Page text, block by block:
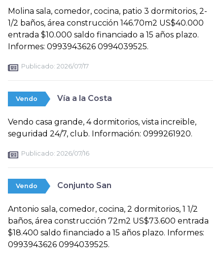
Molina sala, comedor, cocina, patio 3 dormitorios, 2-
1/2 baños, área construcción 146.70m2 US$40.000
entrada $10.000 saldo financiado a 15 años plazo.
Informes: 0993943626 0994039525.
Publicado: 2026/07/17
Vendo Vía a la Costa
Vendo casa grande, 4 dormitorios, vista increible,
seguridad 24/7, club. Información: 0999261920.
Publicado: 2026/07/16
Vendo Conjunto San
Antonio sala, comedor, cocina, 2 dormitorios, 1 1/2
baños, área construcción 72m2 US$73.600 entrada
$18.400 saldo financiado a 15 años plazo. Informes:
0993943626 0994039525.